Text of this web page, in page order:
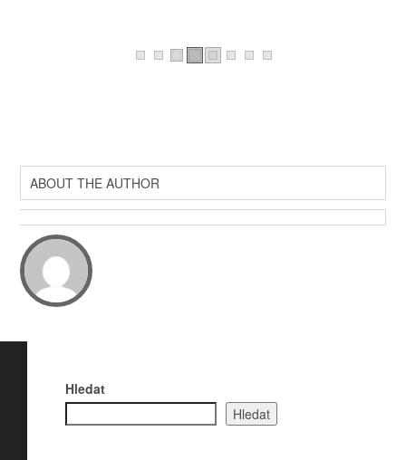
ABOUT THE AUTHOR
Hledat
Hledat